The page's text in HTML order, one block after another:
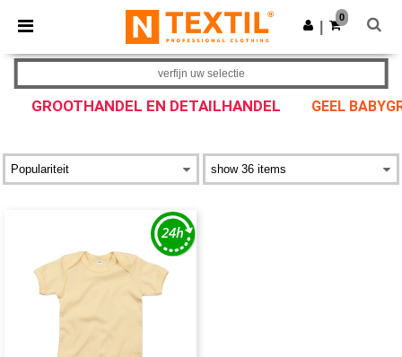
× Ntextil-app
Betere prijzen in de app!
Download app
0
GROOTHANDEL EN DETAILHANDEL GEEL
verfijn uw selectie